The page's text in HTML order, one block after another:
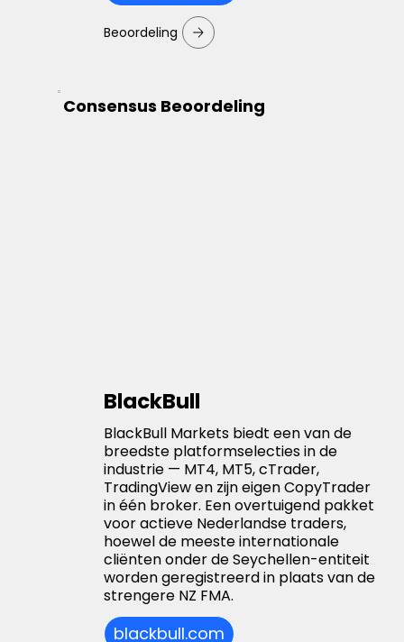
Beoordeling
Consensus Beoordeling
BlackBull
BlackBull Markets biedt een van de
breedste platformselecties in de
industrie — MT4, MT5, cTrader,
TradingView en zijn eigen CopyTrader
in één broker. Een overtuigend pakket
voor actieve Nederlandse traders,
hoewel de meeste internationale
cliënten onder de Seychellen-entiteit
worden geregistreerd in plaats van de
strengere NZ FMA.
blackbull.com